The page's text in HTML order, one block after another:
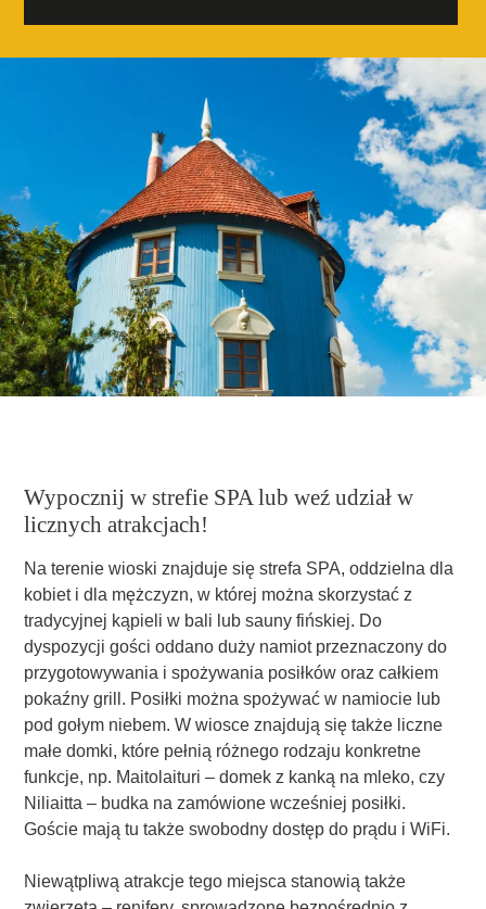
Wypocznij w strefie SPA lub weź udział w
licznych atrakcjach!
Na terenie wioski znajduje się strefa SPA, oddzielna dla
kobiet i dla mężczyzn, w której można skorzystać z
tradycyjnej kąpieli w bali lub sauny fińskiej. Do
dyspozycji gości oddano duży namiot przeznaczony do
przygotowywania i spożywania posiłków oraz całkiem
pokaźny grill. Posiłki można spożywać w namiocie lub
pod gołym niebem. W wiosce znajdują się także liczne
małe domki, które pełnią różnego rodzaju konkretne
funkcje, np. Maitolaituri – domek z kanką na mleko, czy
Niliaitta – budka na zamówione wcześniej posiłki.
Goście mają tu także swobodny dostęp do prądu i WiFi.
Niewątpliwą atrakcje tego miejsca stanowią także